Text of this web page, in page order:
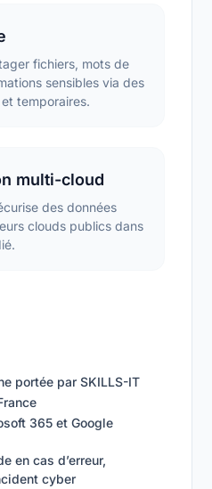
fichiers, mots de
sensibles via des
temporaires.
multi-cloud
des données
clouds publics dans
portée par SKILLS-IT
365 et Google
en cas d’erreur,
cyber